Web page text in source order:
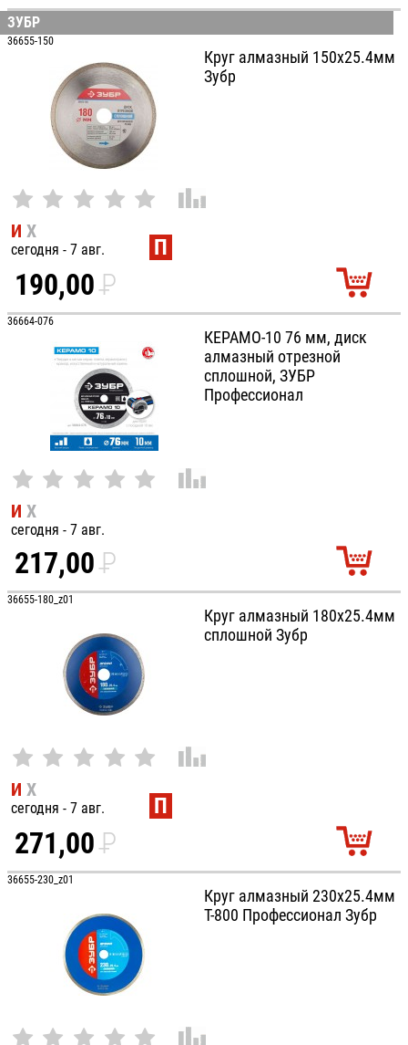
УБ.
ЗУБР
36655-150
Круг алмазный 150х25.4мм
Зубр
И Х
сегодня - 7 авг. П
190,00P
УБ.
36664-076
КЕРАМО-10 76 мм, диск
алмазный отрезной
сплошной, ЗУБР
Профессионал
И Х
сегодня - 7 авг.
217,00P
УБ.
36655-180_z01
Круг алмазный 180х25.4мм
сплошной Зубр
И Х
сегодня - 7 авг. П
271,00P
УБ.
36655-230_z01
Круг алмазный 230х25.4мм
Т-800 Профессионал Зубр